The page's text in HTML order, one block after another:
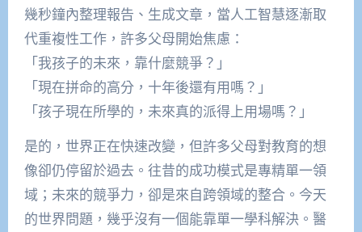
幾秒鐘內整理報告、生成文章，當人工智慧逐漸取
代重複性工作，許多父母開始焦慮：
「我孩子的未來，靠什麼競爭？」
「現在拼命的高分，十年後還有用嗎？」
「孩子現在所學的，未來真的派得上用場嗎？」
是的，世界正在快速改變，但許多父母對教育的想
像卻仍停留於過去。往昔的成功模式是專精單一領
域；未來的競爭力，卻是來自跨領域的整合。今天
的世界問題，幾乎沒有一個能靠單一學科解決。醫